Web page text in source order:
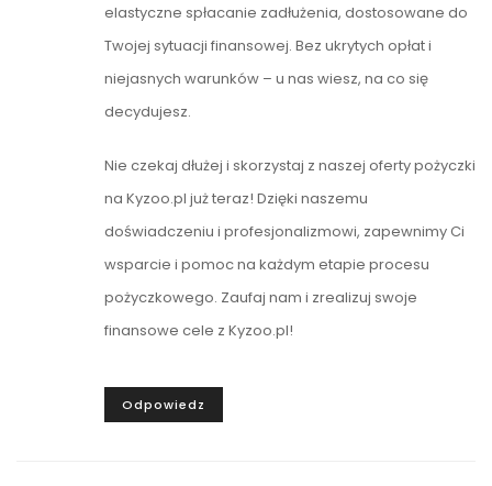
elastyczne spłacanie zadłużenia, dostosowane do
Twojej sytuacji finansowej. Bez ukrytych opłat i
niejasnych warunków – u nas wiesz, na co się
decydujesz.
Nie czekaj dłużej i skorzystaj z naszej oferty pożyczki
na Kyzoo.pl już teraz! Dzięki naszemu
doświadczeniu i profesjonalizmowi, zapewnimy Ci
wsparcie i pomoc na każdym etapie procesu
pożyczkowego. Zaufaj nam i zrealizuj swoje
finansowe cele z Kyzoo.pl!
Odpowiedz